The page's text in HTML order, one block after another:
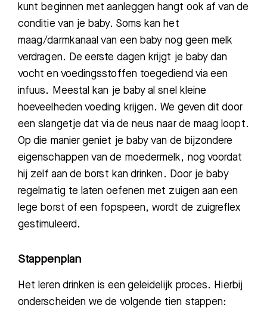
kunt beginnen met aanleggen hangt ook af van de
conditie van je baby. Soms kan het
maag/darmkanaal van een baby nog geen melk
verdragen. De eerste dagen krijgt je baby dan
vocht en voedingsstoffen toegediend via een
infuus. Meestal kan je baby al snel kleine
hoeveelheden voeding krijgen. We geven dit door
een slangetje dat via de neus naar de maag loopt.
Op die manier geniet je baby van de bijzondere
eigenschappen van de moedermelk, nog voordat
hij zelf aan de borst kan drinken. Door je baby
regelmatig te laten oefenen met zuigen aan een
lege borst of een fopspeen, wordt de zuigreflex
gestimuleerd.
Stappenplan
Het leren drinken is een geleidelijk proces. Hierbij
onderscheiden we de volgende tien stappen: